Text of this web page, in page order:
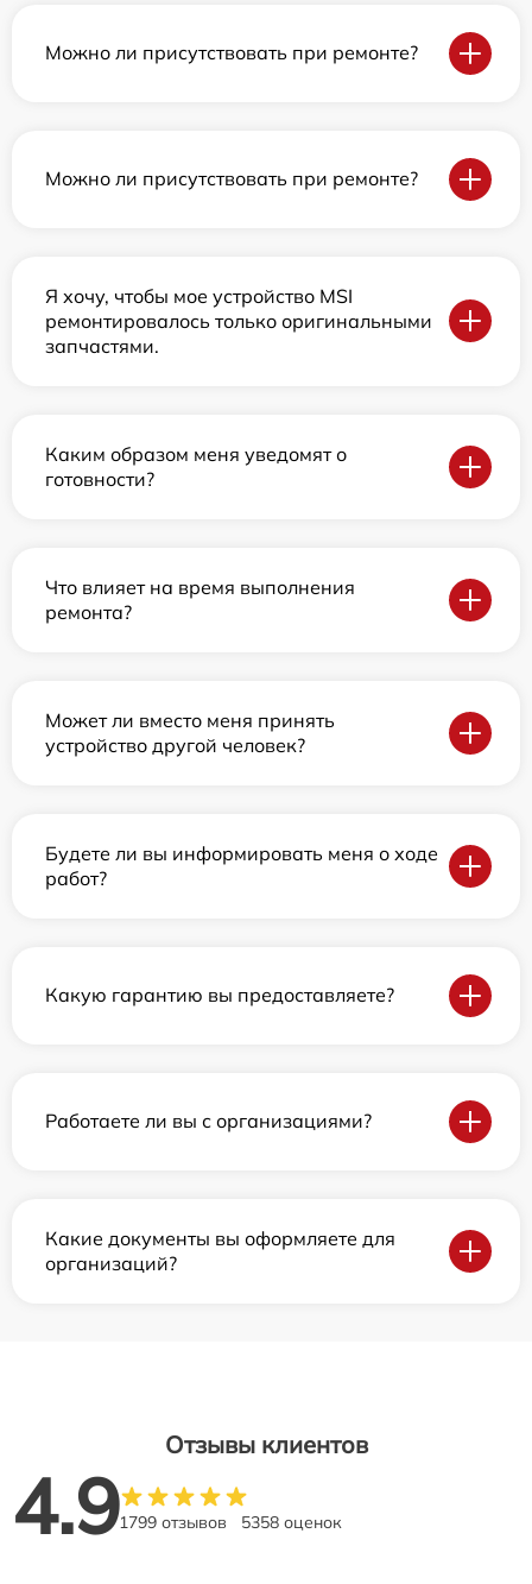
Можно ли присутствовать при ремонте?
Можно ли присутствовать при ремонте?
Я хочу, чтобы мое устройство MSI
ремонтировалось только оригинальными
запчастями.
Каким образом меня уведомят о
готовности?
Что влияет на время выполнения
ремонта?
Может ли вместо меня принять
устройство другой человек?
Будете ли вы информировать меня о ходе
работ?
Какую гарантию вы предоставляете?
Работаете ли вы с организациями?
Какие документы вы оформляете для
организаций?
Отзывы клиентов
4.91799 отзывов 5358 оценок